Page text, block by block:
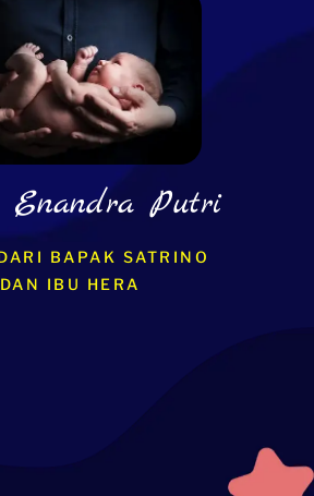
Enandra Putri
BAPAK SATRINO
DAN IBU HERA